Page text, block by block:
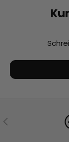
Vorherige